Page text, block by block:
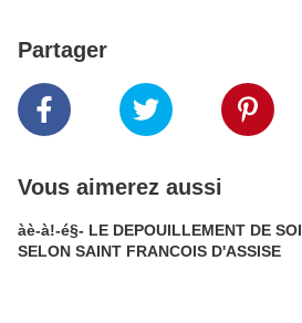
Partager
Vous aimerez aussi
àè-à!-é§- LE DEPOUILLEMENT DE SOI
SELON SAINT FRANCOIS D'ASSISE